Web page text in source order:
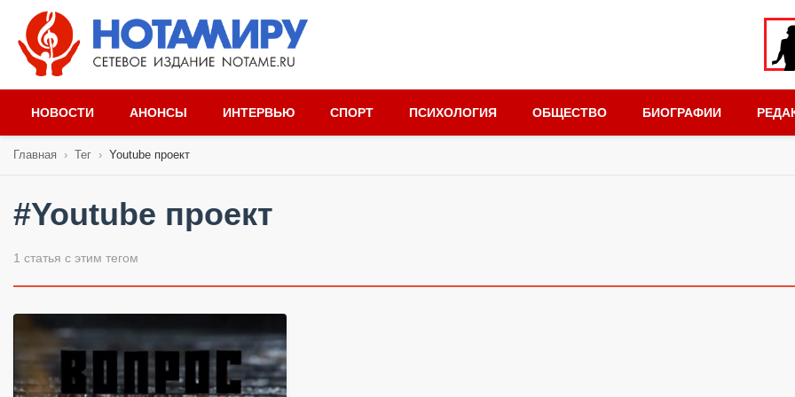
НОВОСТИ АНОНСЫ ИНТЕРВЬЮ СПОРТ ПСИХОЛОГИЯ ОБЩЕСТВО БИОГРАФИИ
Главная › Тег › Youtube проект
#Youtube проект
1 статья с этим тегом